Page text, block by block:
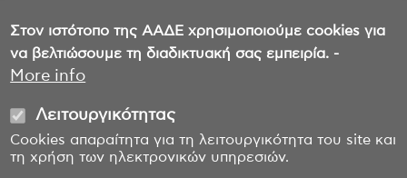
Στον ιστότοπο της ΑΑΔΕ χρησιμοποιούμε cookies για
να βελτιώσουμε τη διαδικτυακή σας εμπειρία. -
More info
Λειτουργικότητας
Cookies απαραίτητα για τη λειτουργικότητα του site και
τη χρήση των ηλεκτρονικών υπηρεσιών.
Σελιδοποίηση
Σελίδα
2 Σελίδα Σελίδα
6